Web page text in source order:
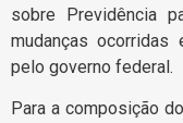
sobre Previdência
mudanças
pelo governo federal.
Para a composição